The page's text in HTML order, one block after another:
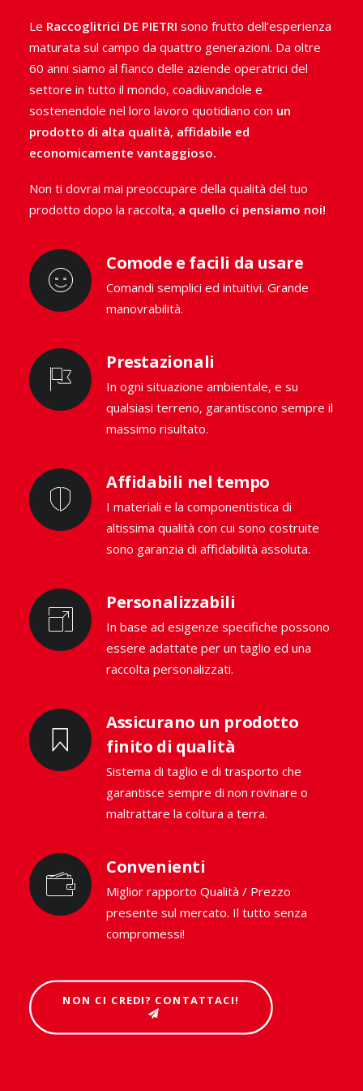
Come tutte le nostre raccoglitrici di piante officinali e
aromatiche
, le macchine per la raccolta di basilico De
Pietri sono soluzioni
innovative
tecnologicamente
avanzate
che ti aiuteranno ad ottimizzare il tuo
raccolto
evitando qualsiasi spreco
VAI ALLA GAMMA
Le Raccoglitrici DE PIETRI sono frutto dell’esperienza
maturata sul campo da quattro generazioni. Da oltre
60 anni siamo al fianco delle aziende operatrici del
settore in tutto il mondo, coadiuvandole e
sostenendole nel loro lavoro quotidiano con un
prodotto di alta qualità, affidabile ed
economicamente vantaggioso.
Non ti dovrai mai preoccupare della qualità del tuo
prodotto dopo la raccolta, a quello ci pensiamo noi!
Comode e facili da usare
Comandi semplici ed intuitivi. Grande
manovrabilità.
Prestazionali
In ogni situazione ambientale, e su
qualsiasi terreno, garantiscono sempre il
massimo risultato.
Affidabili nel tempo
I materiali e la componentistica di
altissima qualità con cui sono costruite
sono garanzia di affidabilità assoluta.
Personalizzabili
In base ad esigenze specifiche possono
essere adattate per un taglio ed una
raccolta personalizzati.
Assicurano un prodotto
finito di qualità
Sistema di taglio e di trasporto che
garantisce sempre di non rovinare o
maltrattare la coltura a terra.
Convenienti
Miglior rapporto Qualità / Prezzo
presente sul mercato. Il tutto senza
compromessi!
NON CI CREDI? CONTATTACI!